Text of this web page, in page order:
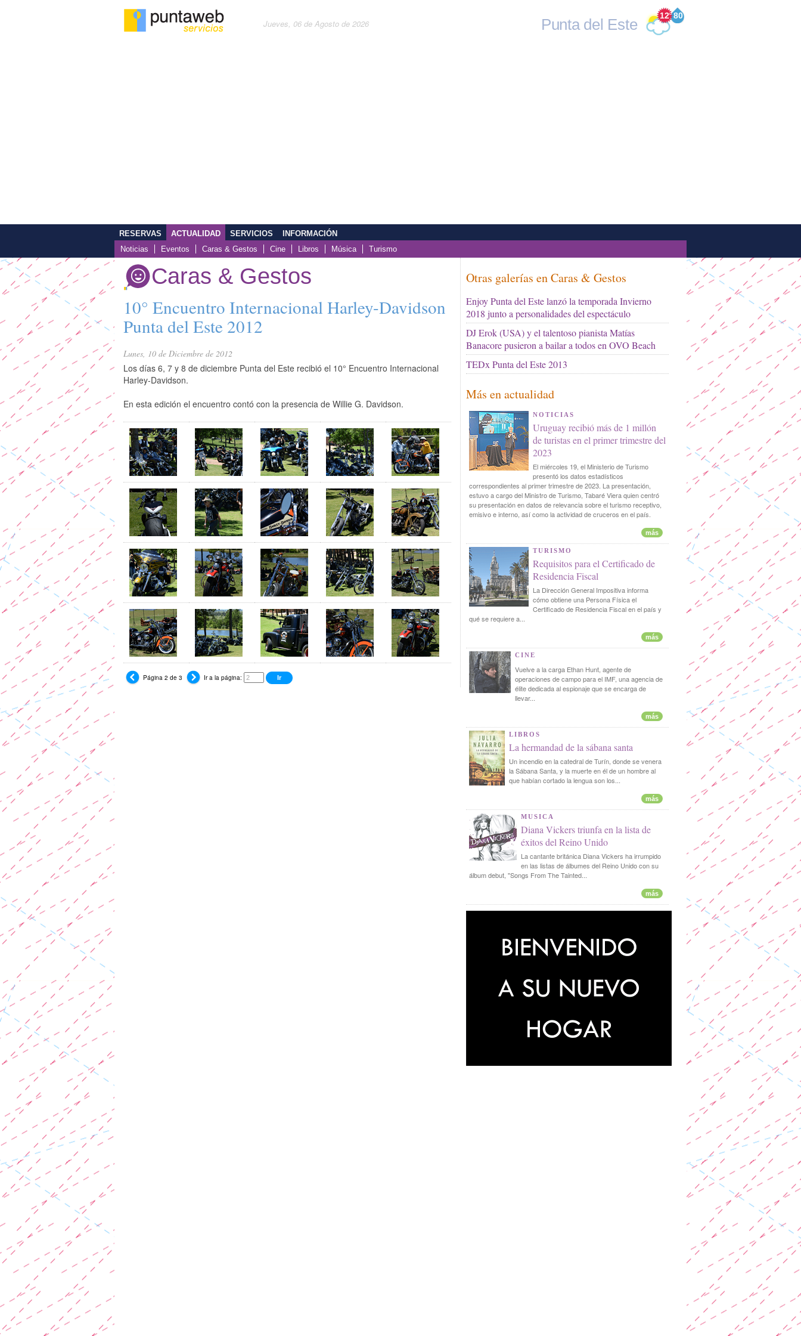
Jueves, 06 de Agosto de 2026
80
12°
Punta del Este
RESERVAS
ACTUALIDAD
Noticias
Eventos Caras & Gestos Cine Libros Música Turismo
SERVICIOS INFORMACIÓN
Caras & Gestos
10° Encuentro Internacional Harley-Davidson
Punta del Este 2012
Lunes, 10 de Diciembre de 2012
Los días 6, 7 y 8 de diciembre Punta del Este recibió el 10° Encuentro Internacional
Harley-Davidson.
En esta edición el encuentro contó con la presencia de Willie G. Davidson.
Página 2 de 3 Ir a la página:
Otras galerías en Caras & Gestos
Enjoy Punta del Este lanzó la temporada Invierno
2018 junto a personalidades del espectáculo
DJ Erok (USA) y el talentoso pianista Matías
Banacore pusieron a bailar a todos en OVO Beach
TEDx Punta del Este 2013
Más en actualidad
NOTICIAS
Uruguay recibió más de 1 millón
de turistas en el primer trimestre del
2023
El miércoles 19, el Ministerio de Turismo
presentó los datos estadísticos
correspondientes al primer trimestre de 2023. La presentación,
estuvo a cargo del Ministro de Turismo, Tabaré Viera quien centró
su presentación en datos de relevancia sobre el turismo receptivo,
emisivo e interno, así como la actividad de cruceros en el país.
más
TURISMO
Requisitos para el Certificado de
Residencia Fiscal
La Dirección General Impositiva informa
cómo obtiene una Persona Física el
Certificado de Residencia Fiscal en el país y
qué se requiere a...
más
CINE
Vuelve a la carga Ethan Hunt, agente de
operaciones de campo para el IMF, una agencia de
élite dedicada al espionaje que se encarga de
llevar...
más
LIBROS
La hermandad de la sábana santa
Un incendio en la catedral de Turín, donde se venera
la Sábana Santa, y la muerte en él de un hombre al
que habían cortado la lengua son los...
más
MUSICA
Diana Vickers triunfa en la lista de
éxitos del Reino Unido
La cantante británica Diana Vickers ha irrumpido
en las listas de álbumes del Reino Unido con su
álbum debut, "Songs From The Tainted...
más